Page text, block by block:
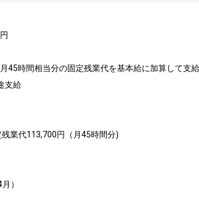
45時間相当分の固定残業代を基本給に加算して支給
支給
業代113,700円（月45時間分)
）